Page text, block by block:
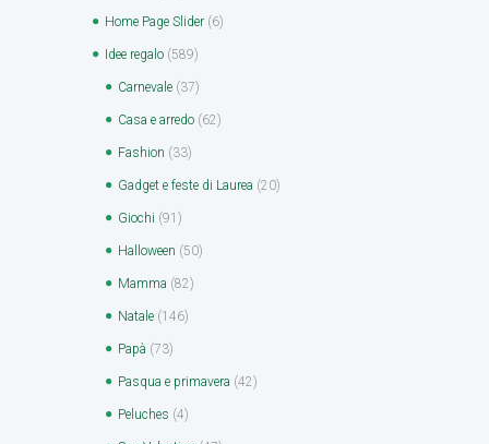
Home Page Slider (6)
Idee regalo (589)
Carnevale (37)
Casa e arredo (62)
Fashion (33)
Gadget e feste di Laurea (20)
Giochi (91)
Halloween (50)
Mamma (82)
Natale (146)
Papà (73)
Pasqua e primavera (42)
Peluches (4)